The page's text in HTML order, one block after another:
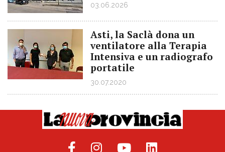
03.06.2026
Asti, la Saclà dona un
ventilatore alla Terapia
Intensiva e un radiografo
portatile
30.07.2020